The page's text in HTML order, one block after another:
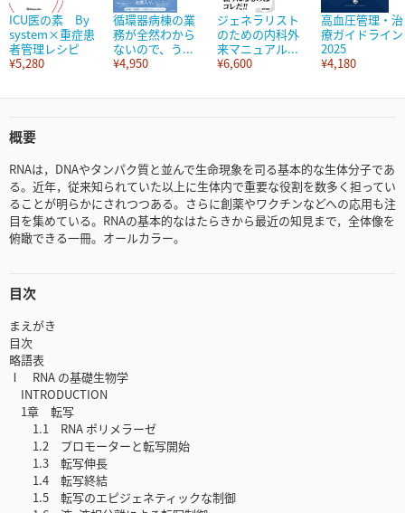
ICU医の素 By
system×重症患
者管理レシピ
¥5,280
循環器病棟の業
務が全然わから
ないので、う...
¥4,950
ジェネラリスト
のための内科外
来マニュアル...
¥6,600
高血圧管理・治
療ガイドライン
2025
¥4,180
概要
RNAは，DNAやタンパク質と並んで生命現象を司る基本的な生体分子であ
る。近年，従来知られていた以上に生体内で重要な役割を数多く担ってい
ることが明らかにされつつある。さらに創薬やワクチンなどへの応用も注
目を集めている。RNAの基本的なはたらきから最近の知見まで，全体像を
俯瞰できる一冊。オールカラー。
目次
まえがき
目次
略語表
Ⅰ RNA の基礎生物学
INTRODUCTION
1章 転写
1.1 RNA ポリメラーゼ
1.2 プロモーターと転写開始
1.3 転写伸長
1.4 転写終結
1.5 転写のエピジェネティックな制御